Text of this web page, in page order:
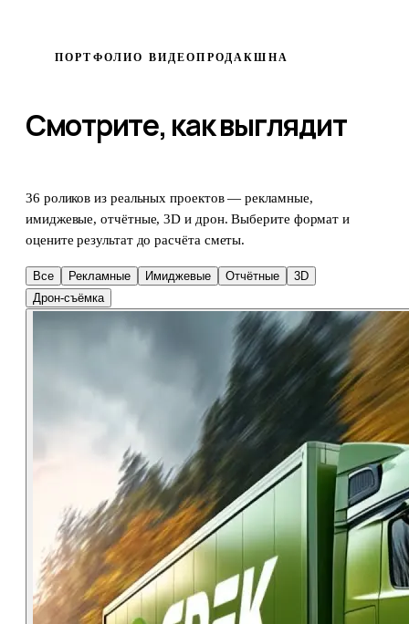
ПОРТФОЛИО ВИДЕОПРОДАКШНА
Смотрите, как выглядит
результат нашей работы
36 роликов из реальных проектов — рекламные,
имиджевые, отчётные, 3D и дрон. Выберите формат и
оцените результат до расчёта сметы.
Все Рекламные Имиджевые Отчётные
3D
Дрон-съёмка